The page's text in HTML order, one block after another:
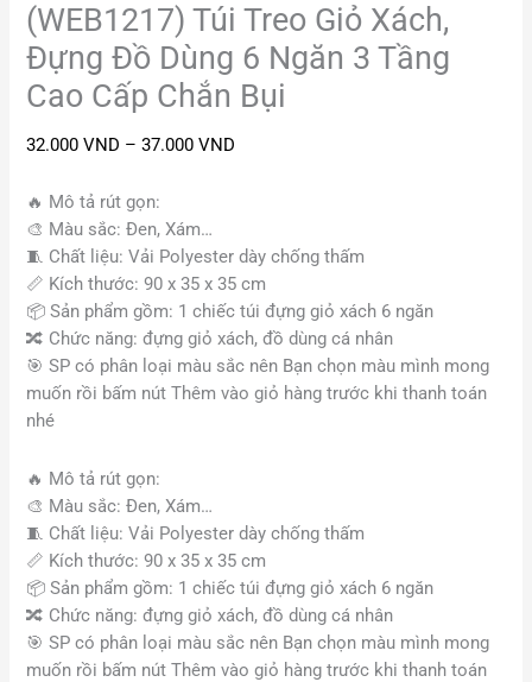
(WEB1217) Túi Treo Giỏ Xách,
Đựng Đồ Dùng 6 Ngăn 3 Tầng
Cao Cấp Chắn Bụi
32.000VND – 37.000VND
🔥 Mô tả rút gọn:
🎨 Màu sắc: Đen, Xám…
🧵 Chất liệu: Vải Polyester dày chống thấm
📏 Kích thước: 90 x 35 x 35 cm
📦 Sản phẩm gồm: 1 chiếc túi đựng giỏ xách 6 ngăn
🔀 Chức năng: đựng giỏ xách, đồ dùng cá nhân
🎯 SP có phân loại màu sắc nên Bạn chọn màu mình mong
muốn rồi bấm nút Thêm vào giỏ hàng trước khi thanh toán
nhé
🔥 Mô tả rút gọn:
🎨 Màu sắc: Đen, Xám…
🧵 Chất liệu: Vải Polyester dày chống thấm
📏 Kích thước: 90 x 35 x 35 cm
📦 Sản phẩm gồm: 1 chiếc túi đựng giỏ xách 6 ngăn
🔀 Chức năng: đựng giỏ xách, đồ dùng cá nhân
🎯 SP có phân loại màu sắc nên Bạn chọn màu mình mong
muốn rồi bấm nút Thêm vào giỏ hàng trước khi thanh toán